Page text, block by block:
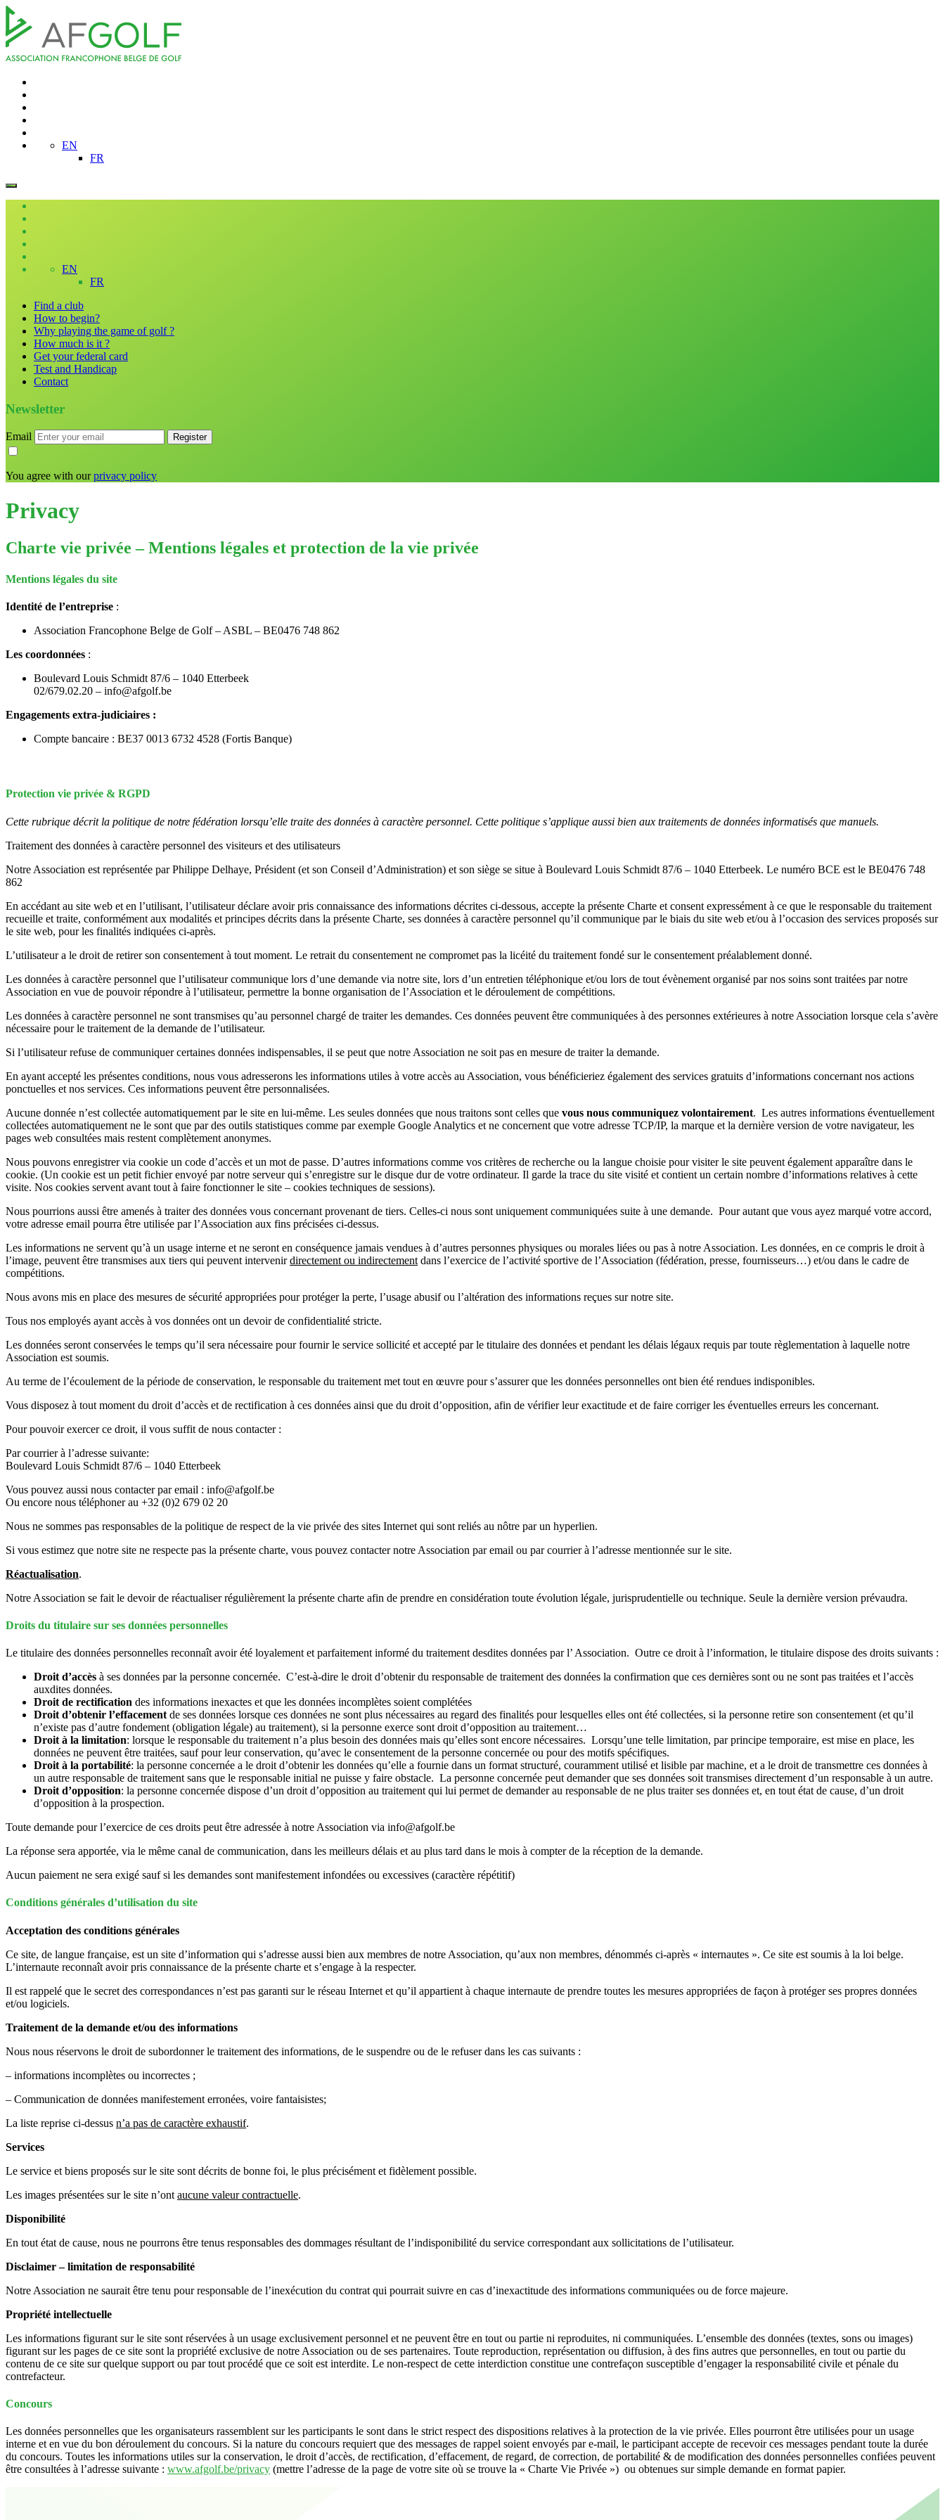
EN
FR
EN
FR
Find a club
How to begin?
Why playing the game of golf ?
How much is it ?
Get your federal card
Test and Handicap
Contact
Newsletter
Email
You agree with ourprivacy policy
Privacy
Charte vie privée –Mentions légales et protection de la vie privée
Mentions légales du site
Identité de l’entreprise :
Association Francophone Belge de Golf – ASBL – BE0476 748 862
Les coordonnées :
Boulevard Louis Schmidt 87/6 – 1040 Etterbeek
02/679.02.20 – info@afgolf.be
Engagements extra-judiciaires :
Compte bancaire : BE37 0013 6732 4528 (Fortis Banque)
Protection vie privée & RGPD
Cette rubrique décrit la politique de notre fédération lorsqu’elle traite des données à caractère personnel. Cette politique s’applique aussi bien aux traitements de données informatisés que manuels.
Traitement des données à caractère personnel des visiteurs et des utilisateurs
Notre Association est représentée par Philippe Delhaye, Président (et son Conseil d’Administration) et son siège se situe à Boulevard Louis Schmidt 87/6 – 1040 Etterbeek. Le numéro BCE est le BE0476 748
862
En accédant au site web et en l’utilisant, l’utilisateur déclare avoir pris connaissance des informations décrites ci-dessous, accepte la présente Charte et consent expressément à ce que le responsable du traitement
recueille et traite, conformément aux modalités et principes décrits dans la présente Charte, ses données à caractère personnel qu’il communique par le biais du site web et/ou à l’occasion des services proposés sur
le site web, pour les finalités indiquées ci-après.
L’utilisateur a le droit de retirer son consentement à tout moment. Le retrait du consentement ne compromet pas la licéité du traitement fondé sur le consentement préalablement donné.
Les données à caractère personnel que l’utilisateur communique lors d’une demande via notre site, lors d’un entretien téléphonique et/ou lors de tout évènement organisé par nos soins sont traitées par notre
Association en vue de pouvoir répondre à l’utilisateur, permettre la bonne organisation de l’Association et le déroulement de compétitions.
Les données à caractère personnel ne sont transmises qu’au personnel chargé de traiter les demandes. Ces données peuvent être communiquées à des personnes extérieures à notre Association lorsque cela s’avère
nécessaire pour le traitement de la demande de l’utilisateur.
Si l’utilisateur refuse de communiquer certaines données indispensables, il se peut que notre Association ne soit pas en mesure de traiter la demande.
En ayant accepté les présentes conditions, nous vous adresserons les informations utiles à votre accès au Association, vous bénéficieriez également des services gratuits d’informations concernant nos actions
ponctuelles et nos services. Ces informations peuvent être personnalisées.
Aucune donnée n’est collectée automatiquement par le site en lui-même. Les seules données que nous traitons sont celles que vous nous communiquez volontairement. Les autres informations éventuellement
collectées automatiquement ne le sont que par des outils statistiques comme par exemple Google Analytics et ne concernent que votre adresse TCP/IP, la marque et la dernière version de votre navigateur, les
pages web consultées mais restent complètement anonymes.
Nous pouvons enregistrer via cookie un code d’accès et un mot de passe. D’autres informations comme vos critères de recherche ou la langue choisie pour visiter le site peuvent également apparaître dans le
cookie. (Un cookie est un petit fichier envoyé par notre serveur qui s’enregistre sur le disque dur de votre ordinateur. Il garde la trace du site visité et contient un certain nombre d’informations relatives à cette
visite. Nos cookies servent avant tout à faire fonctionner le site – cookies techniques de sessions).
Nous pourrions aussi être amenés à traiter des données vous concernant provenant de tiers. Celles-ci nous sont uniquement communiquées suite à une demande. Pour autant que vous ayez marqué votre accord,
votre adresse email pourra être utilisée par l’Association aux fins précisées ci-dessus.
Les informations ne servent qu’à un usage interne et ne seront en conséquence jamais vendues à d’autres personnes physiques ou morales liées ou pas à notre Association. Les données, en ce compris le droit à
l’image, peuvent être transmises aux tiers qui peuvent intervenirdirectement ou indirectement dans l’exercice de l’activité sportive de l’Association (fédération, presse, fournisseurs…) et/ou dans le cadre de
compétitions.
Nous avons mis en place des mesures de sécurité appropriées pour protéger la perte, l’usage abusif ou l’altération des informations reçues sur notre site.
Tous nos employés ayant accès à vos données ont un devoir de confidentialité stricte.
Les données seront conservées le temps qu’il sera nécessaire pour fournir le service sollicité et accepté par le titulaire des données et pendant les délais légaux requis par toute règlementation à laquelle notre
Association est soumis.
Au terme de l’écoulement de la période de conservation, le responsable du traitement met tout en œuvre pour s’assurer que les données personnelles ont bien été rendues indisponibles.
Vous disposez à tout moment du droit d’accès et de rectification à ces données ainsi que du droit d’opposition, afin de vérifier leur exactitude et de faire corriger les éventuelles erreurs les concernant.
Pour pouvoir exercer ce droit, il vous suffit de nous contacter :
Par courrier à l’adresse suivante:
Boulevard Louis Schmidt 87/6 – 1040 Etterbeek
Vous pouvez aussi nous contacter par email : info@afgolf.be
Ou encore nous téléphoner au +32 (0)2 679 02 20
Nous ne sommes pas responsables de la politique de respect de la vie privée des sites Internet qui sont reliés au nôtre par un hyperlien.
Si vous estimez que notre site ne respecte pas la présente charte, vous pouvez contacter notre Association par email ou par courrier à l’adresse mentionnée sur le site.
Réactualisation.
Notre Association se fait le devoir de réactualiser régulièrement la présente charte afin de prendre en considération toute évolution légale, jurisprudentielle ou technique. Seule la dernière version prévaudra.
Droits du titulaire sur ses données personnelles
Le titulaire des données personnelles reconnaît avoir été loyalement et parfaitement informé du traitement desdites données par l’ Association. Outre ce droit à l’information, le titulaire dispose des droits suivants :
Droit d’accès à ses données par la personne concernée. C’est-à-dire le droit d’obtenir du responsable de traitement des données la confirmation que ces dernières sont ou ne sont pas traitées et l’accès
auxdites données.
Droit de rectification des informations inexactes et que les données incomplètes soient complétées
Droit d’obtenir l’effacement de ses données lorsque ces données ne sont plus nécessaires au regard des finalités pour lesquelles elles ont été collectées, si la personne retire son consentement (et qu’il
n’existe pas d’autre fondement (obligation légale) au traitement), si la personne exerce sont droit d’opposition au traitement…
Droit à la limitation: lorsque le responsable du traitement n’a plus besoin des données mais qu’elles sont encore nécessaires. Lorsqu’une telle limitation, par principe temporaire, est mise en place, les
données ne peuvent être traitées, sauf pour leur conservation, qu’avec le consentement de la personne concernée ou pour des motifs spécifiques.
Droit à la portabilité: la personne concernée a le droit d’obtenir les données qu’elle a fournie dans un format structuré, couramment utilisé et lisible par machine, et a le droit de transmettre ces données à
un autre responsable de traitement sans que le responsable initial ne puisse y faire obstacle. La personne concernée peut demander que ses données soit transmises directement d’un responsable à un autre.
Droit d’opposition: la personne concernée dispose d’un droit d’opposition au traitement qui lui permet de demander au responsable de ne plus traiter ses données et, en tout état de cause, d’un droit
d’opposition à la prospection.
Toute demande pour l’exercice de ces droits peut être adressée à notre Association via info@afgolf.be
La réponse sera apportée, via le même canal de communication, dans les meilleurs délais et au plus tard dans le mois à compter de la réception de la demande.
Aucun paiement ne sera exigé sauf si les demandes sont manifestement infondées ou excessives (caractère répétitif)
Conditions générales d’utilisation du site
Acceptation des conditions générales
Ce site, de langue française, est un site d’information qui s’adresse aussi bien aux membres de notre Association, qu’aux non membres, dénommés ci-après « internautes ». Ce site est soumis à la loi belge.
L’internaute reconnaît avoir pris connaissance de la présente charte et s’engage à la respecter.
Il est rappelé que le secret des correspondances n’est pas garanti sur le réseau Internet et qu’il appartient à chaque internaute de prendre toutes les mesures appropriées de façon à protéger ses propres données
et/ou logiciels.
Traitement de la demande et/ou des informations
Nous nous réservons le droit de subordonner le traitement des informations, de le suspendre ou de le refuser dans les cas suivants :
– informations incomplètes ou incorrectes ;
– Communication de données manifestement erronées, voire fantaisistes;
La liste reprise ci-dessus n’a pas de caractère exhaustif.
Services
Le service et biens proposés sur le site sont décrits de bonne foi, le plus précisément et fidèlement possible.
Les images présentées sur le site n’ont aucune valeur contractuelle.
Disponibilité
En tout état de cause, nous ne pourrons être tenus responsables des dommages résultant de l’indisponibilité du service correspondant aux sollicitations de l’utilisateur.
Disclaimer – limitation de responsabilité
Notre Association ne saurait être tenu pour responsable de l’inexécution du contrat qui pourrait suivre en cas d’inexactitude des informations communiquées ou de force majeure.
Propriété intellectuelle
Les informations figurant sur le site sont réservées à un usage exclusivement personnel et ne peuvent être en tout ou partie ni reproduites, ni communiquées. L’ensemble des données (textes, sons ou images)
figurant sur les pages de ce site sont la propriété exclusive de notre Association ou de ses partenaires. Toute reproduction, représentation ou diffusion, à des fins autres que personnelles, en tout ou partie du
contenu de ce site sur quelque support ou par tout procédé que ce soit est interdite. Le non-respect de cette interdiction constitue une contrefaçon susceptible d’engager la responsabilité civile et pénale du
contrefacteur.
Concours
Les données personnelles que les organisateurs rassemblent sur les participants le sont dans le strict respect des dispositions relatives à la protection de la vie privée. Elles pourront être utilisées pour un usage
interne et en vue du bon déroulement du concours. Si la nature du concours requiert que des messages de rappel soient envoyés par e-mail, le participant accepte de recevoir ces messages pendant toute la durée
du concours. Toutes les informations utiles sur la conservation, le droit d’accès, de rectification, d’effacement, de regard, de correction, de portabilité & de modification des données personnelles confiées peuvent
être consultées à l’adresse suivante : www.afgolf.be/privacy (mettre l’adresse de la page de votre site où se trouve la « Charte Vie Privée ») ou obtenues sur simple demande en format papier.